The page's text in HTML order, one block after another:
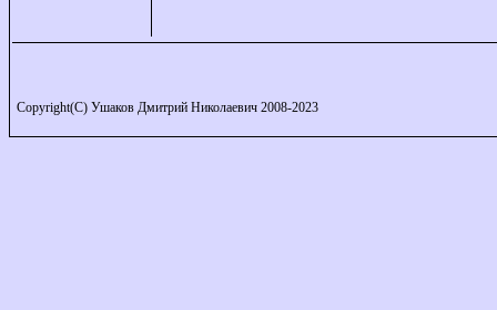
Copyright(C) Ушаков Дмитрий Николаевич 2008-2023